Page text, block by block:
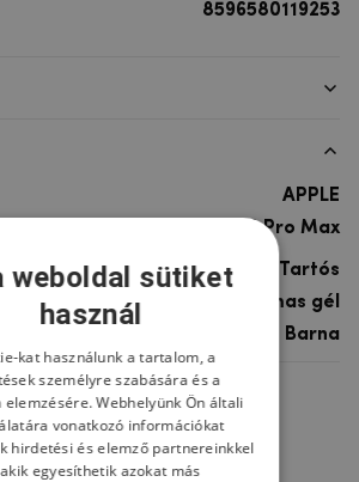
8596580119253
APPLE
iPhone 12 Pro Max
Tartós
rugalmas gél
Barna
felejtsd el
weboldal sütiket
használ
kat használunk a tartalom, a
személyre szabására és a
Webhelyünk Ön általi
vonatkozó információkat
hirdetési és elemző partnereinkkel
egyesíthetik azokat más